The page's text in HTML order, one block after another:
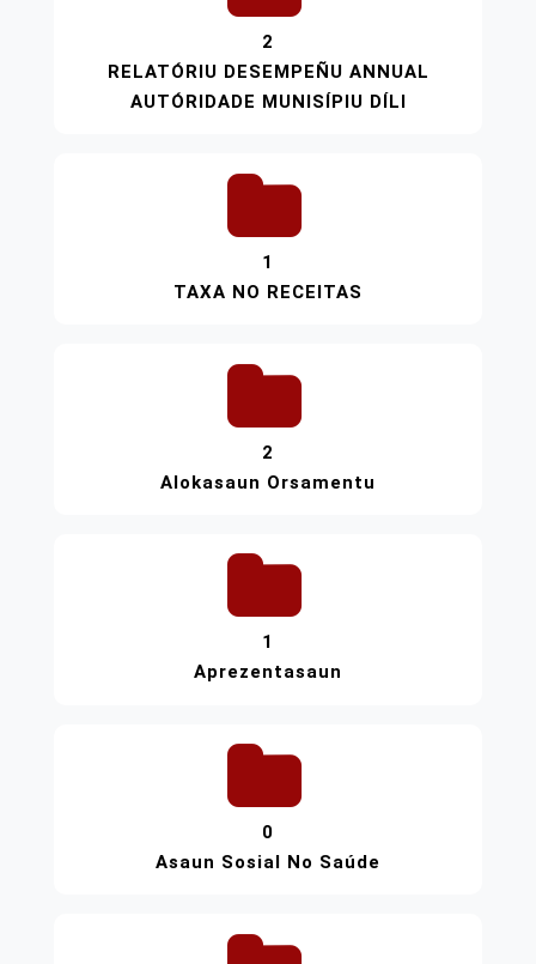
2
RELATÓRIU DESEMPEÑU ANNUAL
AUTÓRIDADE MUNISÍPIU DÍLI
1
TAXA NO RECEITAS
2
Alokasaun Orsamentu
1
Aprezentasaun
0
Asaun Sosial No Saúde